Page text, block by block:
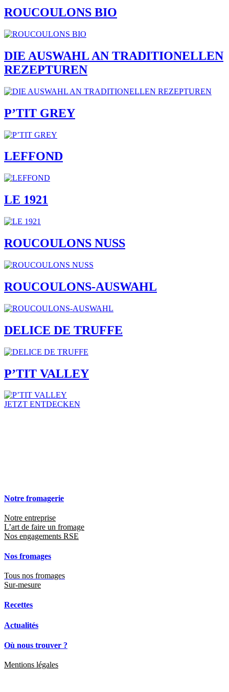
ROUCOULONS BIO
DIE AUSWAHL AN TRADITIONELLEN
REZEPTUREN
P’TIT GREY
LEFFOND
LE 1921
ROUCOULONS NUSS
ROUCOULONS-AUSWAHL
DELICE DE TRUFFE
P’TIT VALLEY
JETZT ENTDECKEN
Sur-mesure
Recettes
Actualités
Où nous trouver ?
Mentions légales
Contact